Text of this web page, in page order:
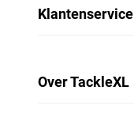
Klantenservice
Over TackleXL